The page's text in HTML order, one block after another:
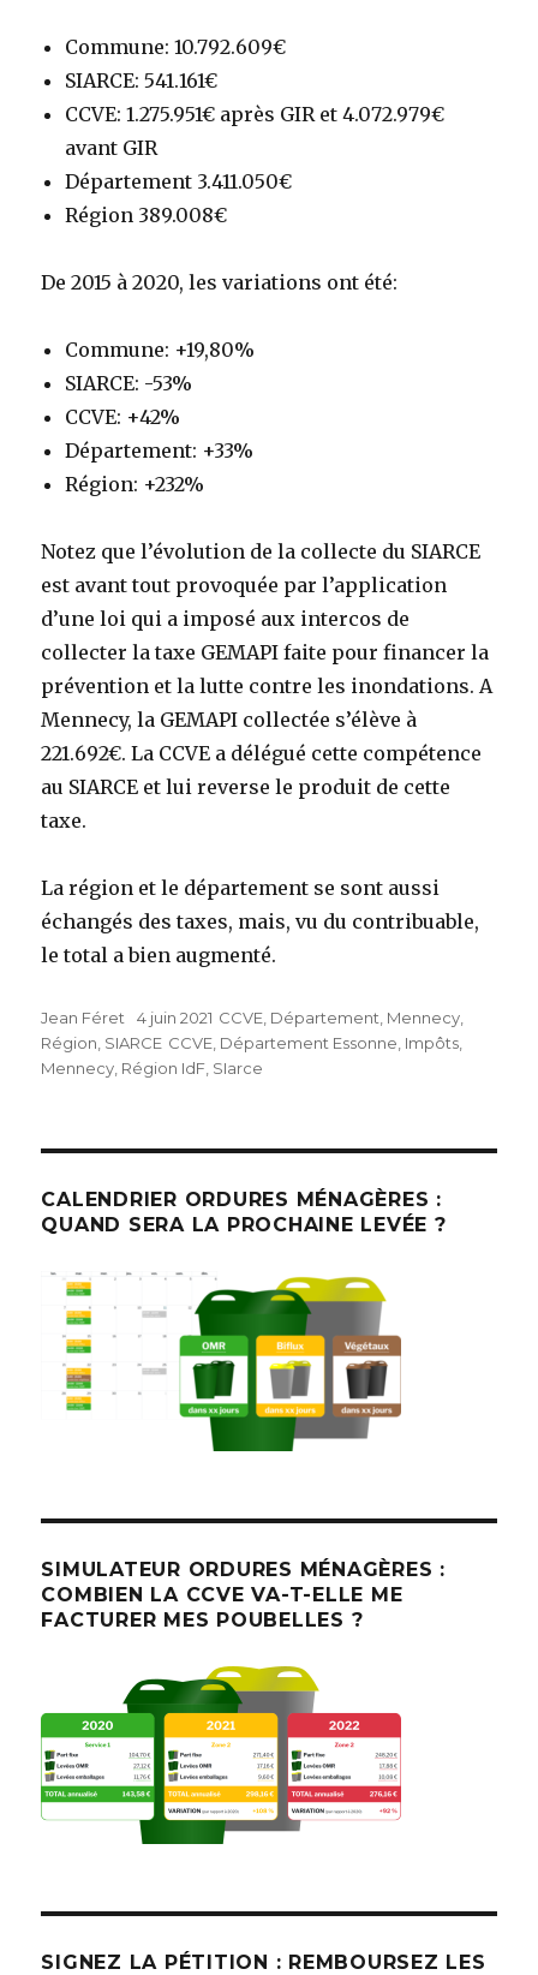
Commune: 10.792.609€
SIARCE: 541.161€
CCVE: 1.275.951€ après GIR et 4.072.979€
avant GIR
Département 3.411.050€
Région 389.008€
De 2015 à 2020, les variations ont été:
Commune: +19,80%
SIARCE: -53%
CCVE: +42%
Département: +33%
Région: +232%
Notez que l’évolution de la collecte du SIARCE
est avant tout provoquée par l’application
d’une loi qui a imposé aux intercos de
collecter la taxe GEMAPI faite pour financer la
prévention et la lutte contre les inondations. A
Mennecy, la GEMAPI collectée s’élève à
221.692€. La CCVE a délégué cette compétence
au SIARCE et lui reverse le produit de cette
taxe.
La région et le département se sont aussi
échangés des taxes, mais, vu du contribuable,
le total a bien augmenté.
Auteur
Jean Féret
Publié
le
4 juin 2021 Catégories
CCVE Département Mennecy
Région SIARCE Étiquettes
CCVE Département Essonne Impôts
Mennecy Région IdF SIarce
CALENDRIER ORDURES MÉNAGÈRES :
QUAND SERA LA PROCHAINE LEVÉE ?
SIMULATEUR ORDURES MÉNAGÈRES :
COMBIEN LA CCVE VA-T-ELLE ME
FACTURER MES POUBELLES ?
SIGNEZ LA PÉTITION : REMBOURSEZ LES